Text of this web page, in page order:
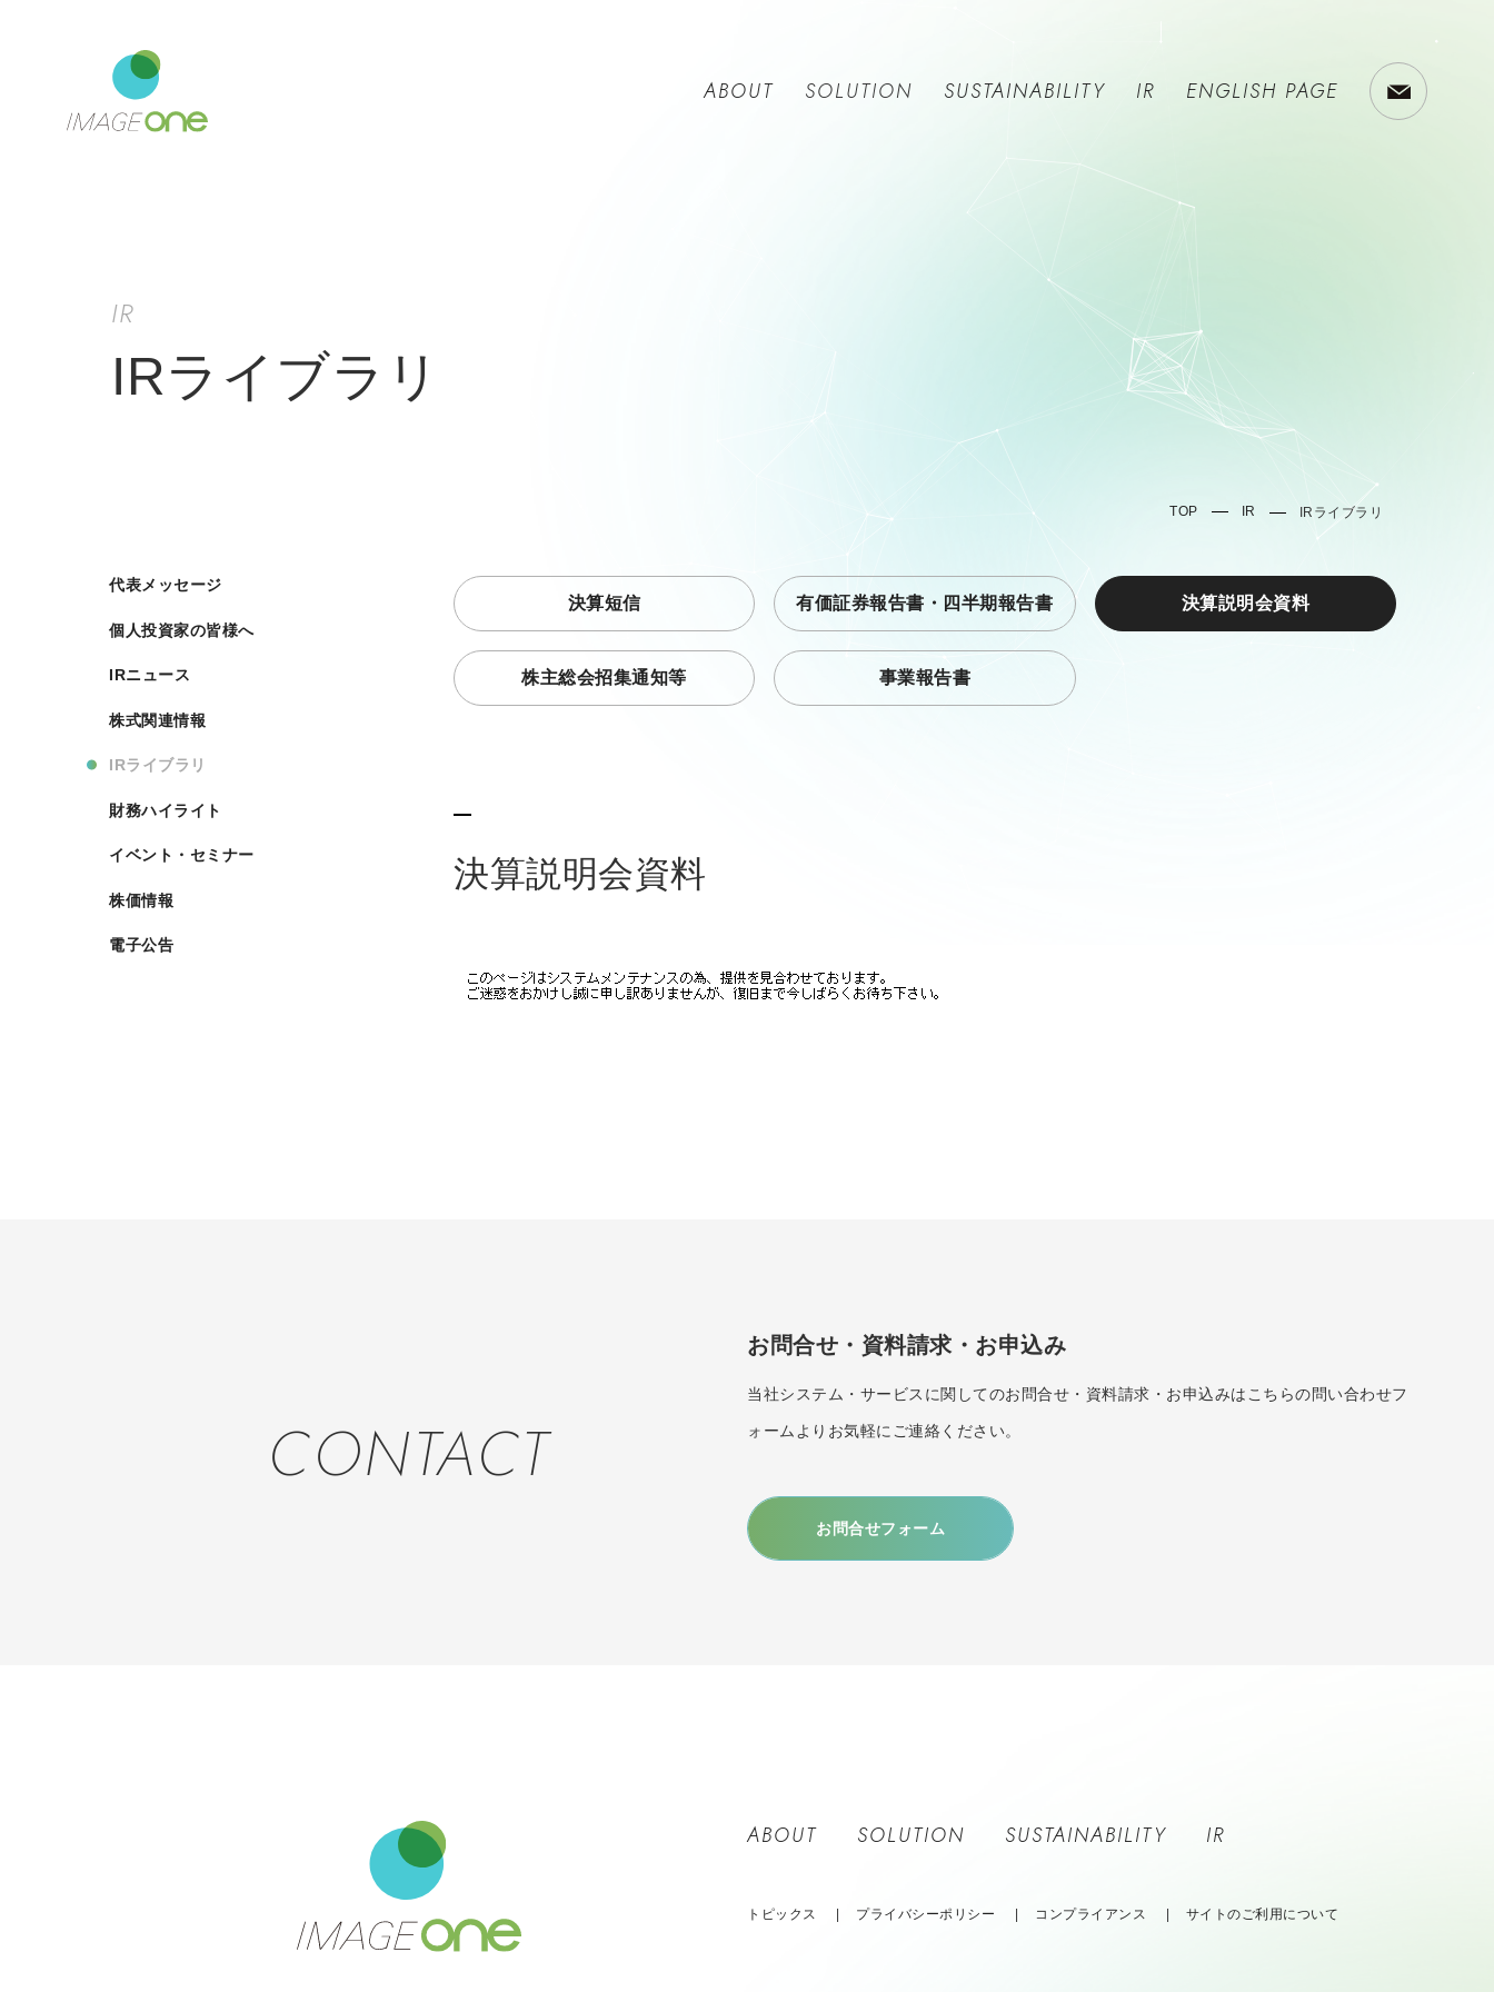
ABOUT SOLUTION SUSTAINABILITY IR ENGLISH PAGE
IR
IRライブラリ
TOP IR IRライブラリ
決算短信 有価証券報告書・四半期報告書 決算説明会資料
株主総会招集通知等 事業報告書
決算説明会資料
代表メッセージ
個人投資家の皆様へ
IRニュース
株式関連情報
IRライブラリ
財務ハイライト
イベント・セミナー
株価情報
電子公告
CONTACT
お問合せ・資料請求・お申込み
当社システム・サービスに関してのお問合せ・資料請求・お申込みはこちらの問い合わせフ
ォームよりお気軽にご連絡ください。
お問合せフォーム
ABOUT SOLUTION SUSTAINABILITY IR
トピックス プライバシーポリシー コンプライアンス サイトのご利用について